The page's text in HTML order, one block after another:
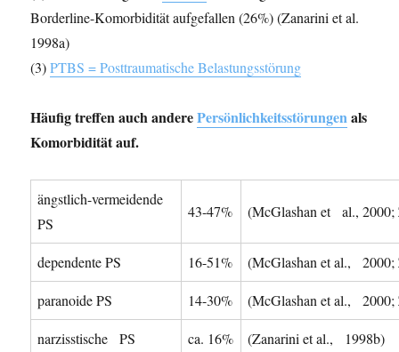
Borderline-Komorbidität aufgefallen (26%) (Zanarini et al.
1998a)
(3)PTBS = Posttraumatische Belastungsstörung
Häufig treffen auch anderePersönlichkeitsstörungenals
Komorbidität auf.
ängstlich-vermeidende
PS
43-47% (McGlashan et al., 2000;
dependente PS 16-51% (McGlashan et al., 2000;
paranoide PS 14-30% (McGlashan et al., 2000;
narzisstische PS ca. 16% (Zanarini et al., 1998b)